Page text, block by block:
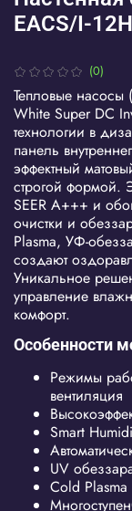
(0)
EACS/I-
Тепловые насосы
White Super DC
технологии в
панель
эффектный
строгой формой.
SEER A+++ и
очистки и
Plasma, УФ-
создают
Уникальное
управление
комфорт.
Особенности
Режимы
вентиляция
Smart
UV
Cold Plasma